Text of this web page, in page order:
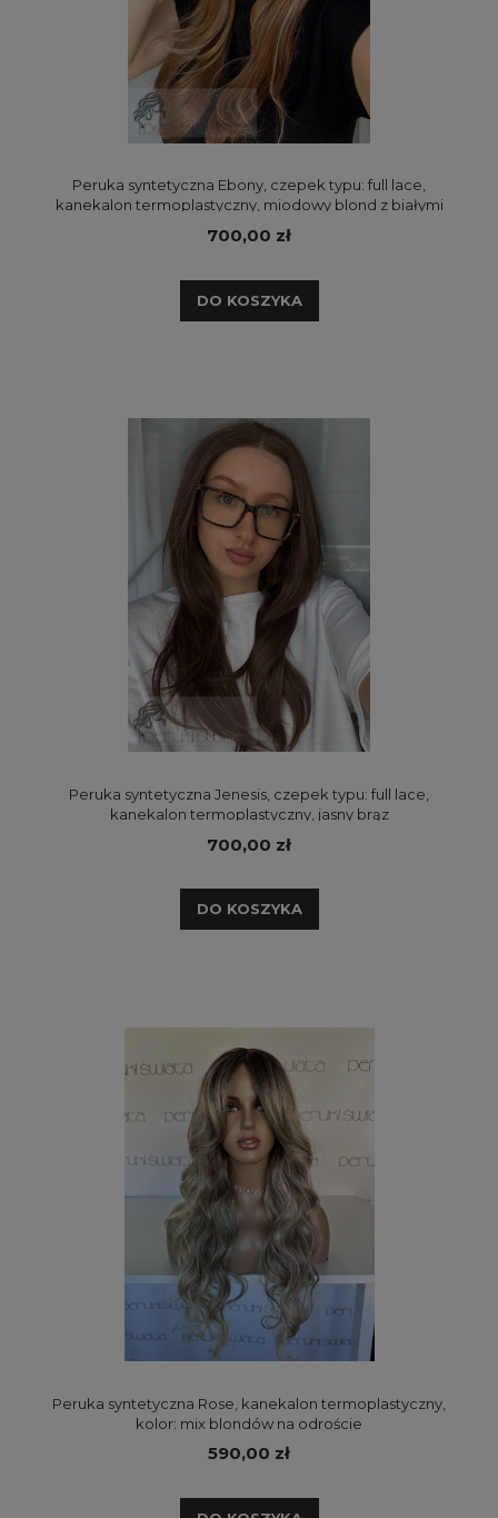
Peruka syntetyczna Ebony, czepek typu: full lace,
kanekalon termoplastyczny, miodowy blond z białymi
blond pasemkami na odroście
700,00 zł
DO KOSZYKA
Peruka syntetyczna Jenesis, czepek typu: full lace,
kanekalon termoplastyczny, jasny brąz
700,00 zł
DO KOSZYKA
Peruka syntetyczna Rose, kanekalon termoplastyczny,
kolor: mix blondów na odroście
590,00 zł